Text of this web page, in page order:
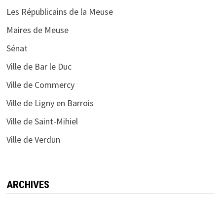
Les Républicains de la Meuse
Maires de Meuse
Sénat
Ville de Bar le Duc
Ville de Commercy
Ville de Ligny en Barrois
Ville de Saint-Mihiel
Ville de Verdun
ARCHIVES